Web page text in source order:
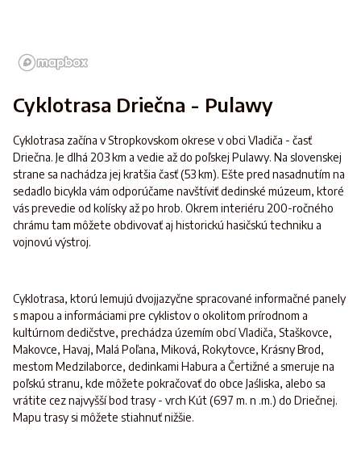
Cyklotrasa Driečna - Pulawy
Cyklotrasa začína v Stropkovskom okrese v obci Vladiča - časť
Driečna. Je dlhá 203 km a vedie až do poľskej Pulawy. Na slovenskej
strane sa nachádza jej kratšia časť (53 km). Ešte pred nasadnutím na
sedadlo bicykla vám odporúčame navštíviť dedinské múzeum, ktoré
vás prevedie od kolísky až po hrob. Okrem interiéru 200-ročného
chrámu tam môžete obdivovať aj historickú hasičskú techniku a
vojnovú výstroj.
Cyklotrasa, ktorú lemujú dvojjazyčne spracované informačné panely
s mapou a informáciami pre cyklistov o okolitom prírodnom a
kultúrnom dedičstve, prechádza územím obcí Vladiča, Staškovce,
Makovce, Havaj, Malá Poľana, Miková, Rokytovce, Krásny Brod,
mestom Medzilaborce, dedinkami Habura a Čertižné a smeruje na
poľskú stranu, kde môžete pokračovať do obce Jaśliska, alebo sa
vrátite cez najvyšší bod trasy - vrch Kút (697 m. n .m.) do Driečnej.
Mapu trasy si môžete stiahnuť nižšie.